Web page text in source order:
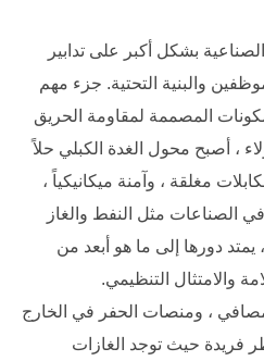
بشكل أكبر على تدابير
والبنية التحتية. جزء مهم
المصممة لمقاومة الحريق
، أصبح محول الغدة الكبلي حلاً
مغلقة ، وآمنة ميكانيكياً ،
الصناعات مثل النفط والغاز
، يمتد دورها إلى ما هو أبعد من
والامتثال التنظيمي.
، ومنصات الحفر في الخارج
فريدة حيث توجد الغازات